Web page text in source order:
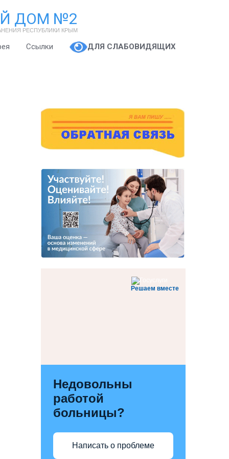
ДОМ №2
РЕСПУБЛИКИ КРЫМ
Ссылки ДЛЯ СЛАБОВИДЯЩИХ
Решаем вместе
Недовольны
работой
больницы?
Написать о проблеме